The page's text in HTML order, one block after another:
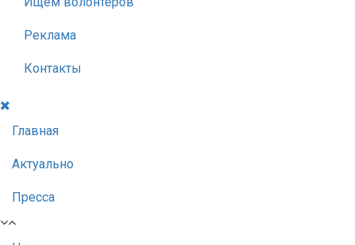
Реклама
Контакты
Главная
Актуально
Пресса